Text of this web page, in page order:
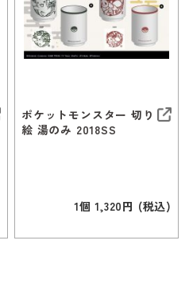
ポケットモンスター 切り
絵 湯のみ 2018SS
1個 1,320円 (税込)